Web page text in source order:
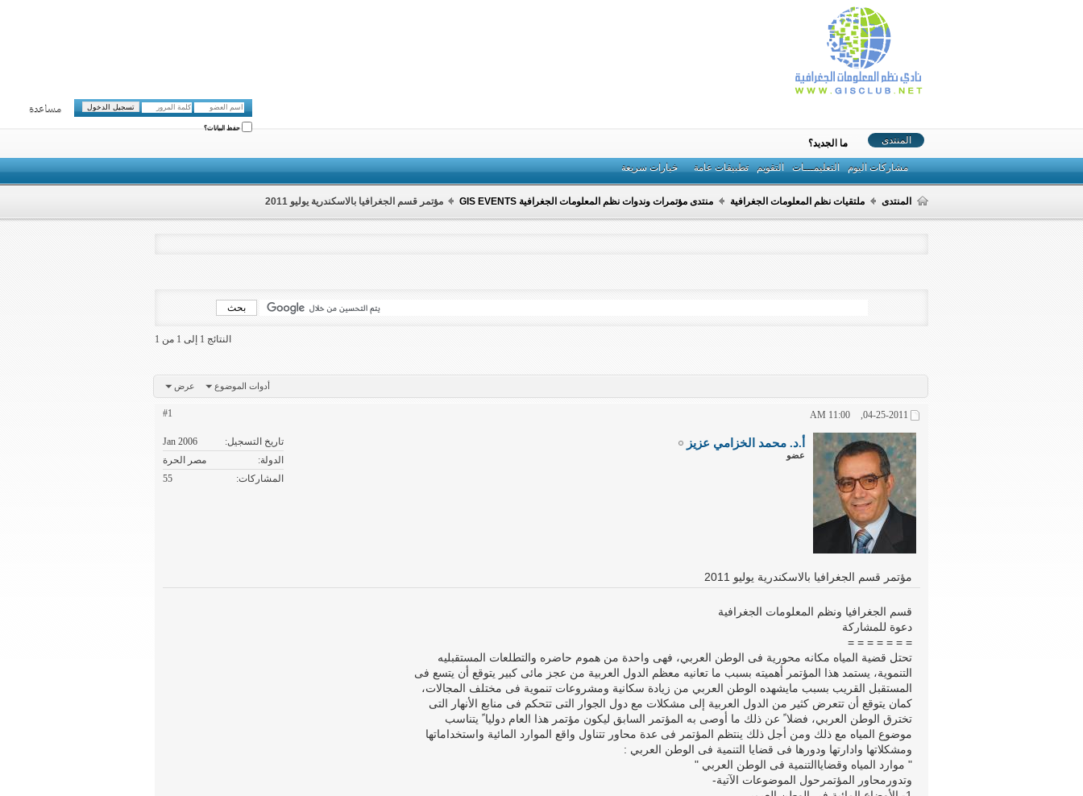
مساعدة
حفظ البيانات؟
المنتدى
مشاركات اليوم التعليمـــات التقويم تطبيقات عامة خيارات سريعة
ما الجديد؟
المنتدى ملتقيات نظم المعلومات الجغرافية منتدى مؤتمرات وندوات نظم المعلومات الجغرافية GIS EVENTS مؤتمر قسم الجغرافيا بالاسكندرية يوليو 2011
النتائج 1 إلى 1 من 1
أدوات الموضوع عرض
04-25-2011,
11:00 AM
#1
أ.د. محمد الخزامي عزيز
عضو
تاريخ التسجيل
Jan 2006
الدولة
مصر الحرة
المشاركات
55
مؤتمر قسم الجغرافيا بالاسكندرية يوليو 2011
قسم الجغرافيا ونظم المعلومات الجغرافية
دعوة للمشاركة
= = = = = = =
تحتل قضية المياه مكانه محورية فى الوطن العربي، فهى واحدة من هموم حاضره والتطلعات المستقبليه
التنموية، يستمد هذا المؤتمر أهميته بسبب ما تعانيه معظم الدول العربية من عجز مائى كبير يتوقع أن يتسع فى
المستقبل القريب بسبب مايشهده الوطن العربي من زيادة سكانية ومشروعات تنموية فى مختلف المجالات،
كمان يتوقع أن تتعرض كثير من الدول العربية إلى مشكلات مع دول الجوار التى تتحكم فى منابع الأنهار التى
تخترق الوطن العربي، فضلا ً عن ذلك ما أوصى به المؤتمر السابق ليكون مؤتمر هذا العام دوليا ً يتناسب
موضوع المياه مع ذلك ومن أجل ذلك ينتظم المؤتمر فى عدة محاور تتناول واقع الموارد المائية واستخداماتها
ومشكلاتها وادارتها ودورها فى قضايا التنمية فى الوطن العربي :
" موارد المياه وقضاياالتنمية فى الوطن العربي "
وتدورمحاور المؤتمرحول الموضوعات الآتية-